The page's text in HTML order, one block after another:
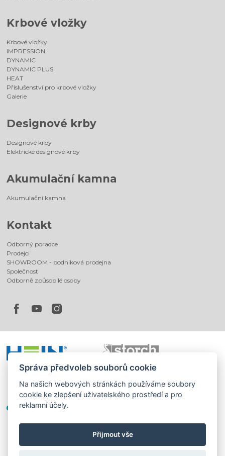
Krbové vložky
Krbové vložky
IMPRESSION
DYNAMIC
DYNAMIC PLUS
HEAT
Příslušenství pro krbové vložky
Galerie
Designové krby
Designové krby
Elektrické designové krby
Akumulační kamna
Akumulační kamna
Kontakt
Odborný poradce
Prodejci
SHOWROOM - podniková prodejna
Společnost
Odborně způsobilé osoby
Správa předvoleb souborů cookie
Na našich webových stránkách používáme soubory
cookie ke zlepšení uživatelského prostředí a pro
reklamní účely.
Přijmout vše